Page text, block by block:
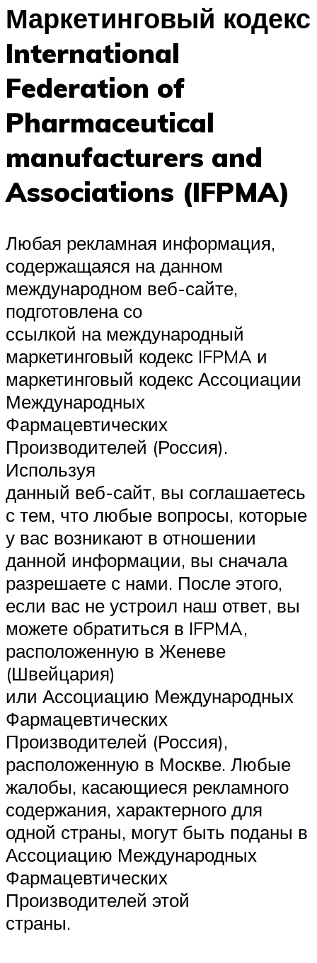
Маркетинговый кодекс
International
Federation of
Pharmaceutical
manufacturers and
Associations (IFPMA)
Любая рекламная информация,
содержащаяся на данном
международном веб-сайте,
подготовлена со
ссылкой на международный
маркетинговый кодекс IFPMA и
маркетинговый кодекс Ассоциации
Международных
Фармацевтических
Производителей (Россия).
Используя
данный веб-сайт, вы соглашаетесь
с тем, что любые вопросы, которые
у вас возникают в отношении
данной информации, вы сначала
разрешаете с нами. После этого,
если вас не устроил наш ответ, вы
можете обратиться в IFPMA,
расположенную в Женеве
(Швейцария)
или Ассоциацию Международных
Фармацевтических
Производителей (Россия),
расположенную в Москве. Любые
жалобы, касающиеся рекламного
содержания, характерного для
одной страны, могут быть поданы в
Ассоциацию Международных
Фармацевтических
Производителей этой
страны.